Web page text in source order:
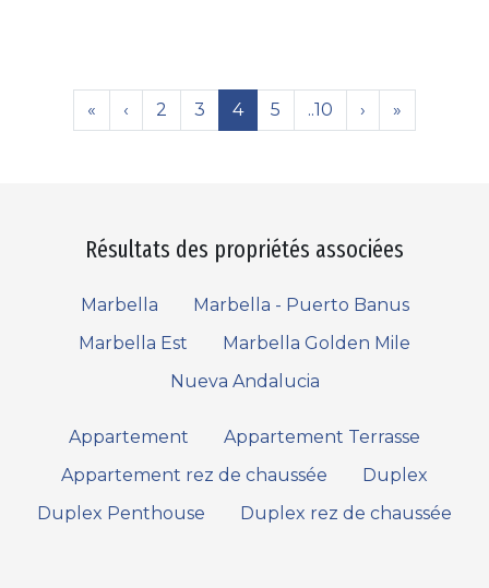
« ‹ 2 3 4 5 ..10 › »
Résultats des propriétés associées
Marbella
Marbella - Puerto Banus
Marbella Est
Marbella Golden Mile
Nueva Andalucia
Appartement
Appartement Terrasse
Appartement rez de chaussée
Duplex
Duplex Penthouse
Duplex rez de chaussée